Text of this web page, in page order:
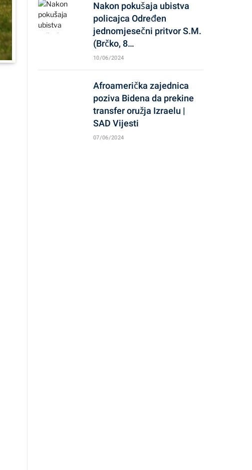
Nakon pokušaja ubistva
policajca Određen
jednomjesečni pritvor S.M.
(Brčko, 8…
10/06/2024
Afroamerička zajednica
poziva Bidena da prekine
transfer oružja Izraelu |
SAD Vijesti
07/06/2024